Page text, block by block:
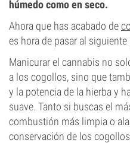
húmedo como en seco.
Ahora que has acabado de
es hora de pasar al
Manicurar el cannabis no
a los cogollos, sino que
y la potencia de la hierba y
suave. Tanto si buscas el
combustión más limpia o
conservación de los